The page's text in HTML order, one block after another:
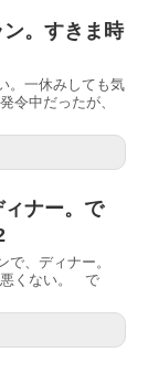
。すきま時
。一休みしても気
令中だったが、
ナー。で
で、ディナー。
くない。 で